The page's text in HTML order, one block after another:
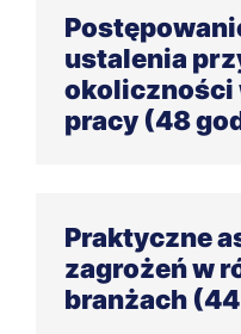
BHP (8 godz.)
Uprawnienia,
służby BHP (8
Metodyka
okresowych (4
Odpowiedzialność
godz.)
ustalenia
okoliczności
pracy (48
wypadkowych (16
Poprawne
powypadkowej (16
Praktyczne
Praktyczne
zagrożeń w
branżach